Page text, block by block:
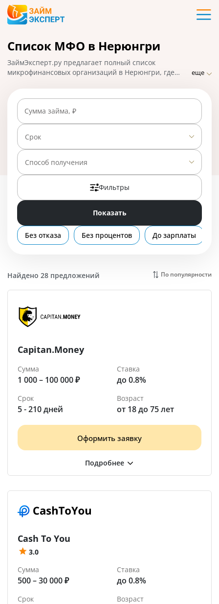
Карты
Кредиты
Ипотека
Займы
Вклады
Бизнес
Список МФО в Нерюнгри
ЗаймЭксперт.ру предлагает полный список
микрофинансовых организаций в Нерюнгри, где
требованиями и проверками, быстрым оформлением
и высоким процентом одобрения заявок. На
01.05.2025 вам доступно 28 предложений со ставкой
от 0% в день.
еще
Сумма займа, ₽
Срок
Способ получения
Фильтры
Показать
Без отказа Без процентов До зарплаты
Найдено 28 предложений По популярности
Capitan.Money
Сумма
1 000 – 100 000 ₽
Ставка
до 0.8%
Срок
5 - 210 дней
Возраст
от 18 до 75 лет
Оформить заявку
Cash To You
3.0
Сумма
500 – 30 000 ₽
Ставка
до 0.8%
Срок Возраст